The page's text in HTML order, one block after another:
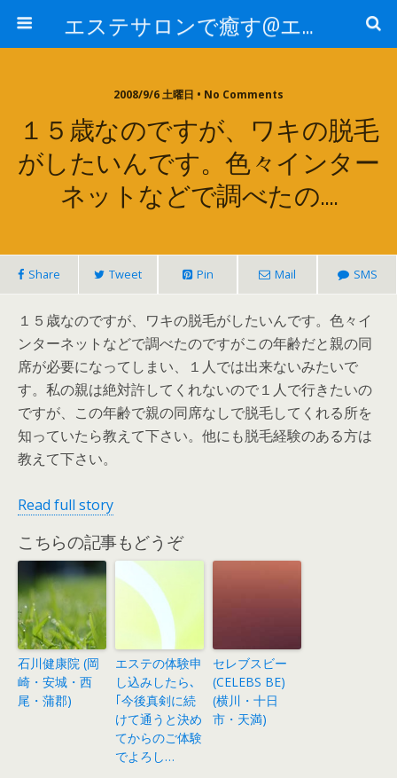
エステサロンで癒す@エステ～全国エステ情報
2008/9/6 土曜日 • No Comments
１５歳なのですが、ワキの脱毛
がしたいんです。色々インター
ネットなどで調べたの….
Share Tweet Pin Mail SMS
１５歳なのですが、ワキの脱毛がしたいんです。色々イ
ンターネットなどで調べたのですがこの年齢だと親の同
席が必要になってしまい、１人では出来ないみたいで
す。私の親は絶対許してくれないので１人で行きたいの
ですが、この年齢で親の同席なしで脱毛してくれる所を
知っていたら教えて下さい。他にも脱毛経験のある方は
教えて下さい。
Read full story
こちらの記事もどうぞ
石川健康院 (岡
崎・安城・西
尾・蒲郡)
エステの体験申
し込みしたら､
｢今後真剣に続
けて通うと決め
てからのご体験
でよろし…
セレブスビー
(CELEBS BE)
(横川・十日
市・天満)